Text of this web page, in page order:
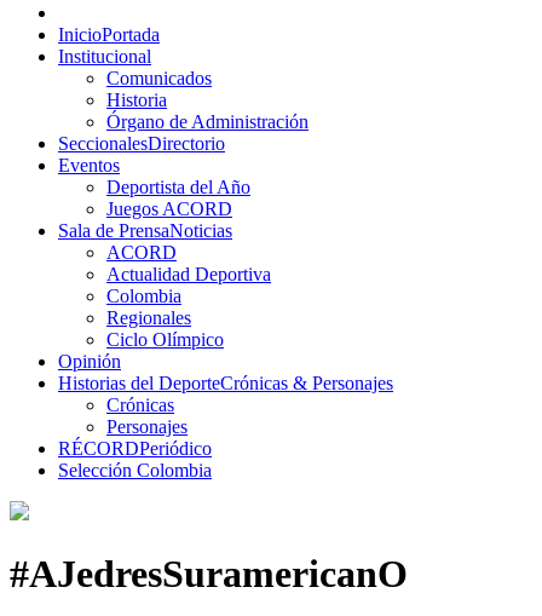
Menú
principalInicioPortada
Institucional
Comunicados
Historia
Órgano de Administración
SeccionalesDirectorio
Eventos
Deportista del Año
Juegos ACORD
Sala de PrensaNoticias
ACORD
Actualidad Deportiva
Colombia
Regionales
Ciclo Olímpico
Opinión
Historias del DeporteCrónicas & Personajes
Crónicas
Personajes
RÉCORDPeriódico
Selección Colombia
#AJedresSuramericanO